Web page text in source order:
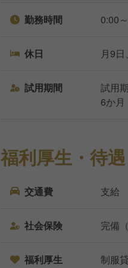
勤務時間 0:00
休日 月9
試用期間
試用
6か月
福利厚生・待遇
交通費 支給
社会保険 完備
福利厚生 制服